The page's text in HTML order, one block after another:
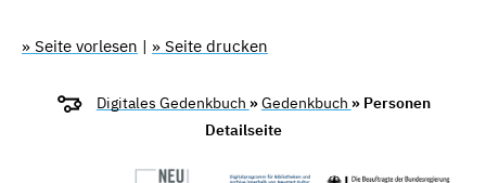
» Seite vorlesen | » Seite drucken
Digitales Gedenkbuch »Gedenkbuch » Personen
Detailseite